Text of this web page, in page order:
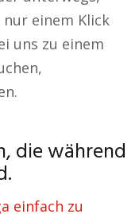
einem Klick
uns zu einem
die während
einfach zu